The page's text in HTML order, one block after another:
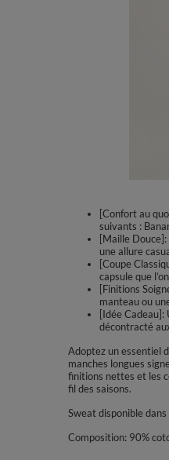
[Confort au
suivants :
[Maille
une allure
[Coupe
capsule que
[Finitions
manteau ou
[Idée
décontracté
Adoptez un essentiel
manches longues
finitions nettes et les
fil des saisons.
Sweat disponible
Composition: 90%